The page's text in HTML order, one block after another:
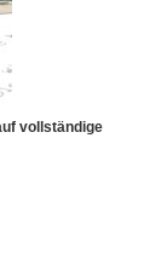
vollständige